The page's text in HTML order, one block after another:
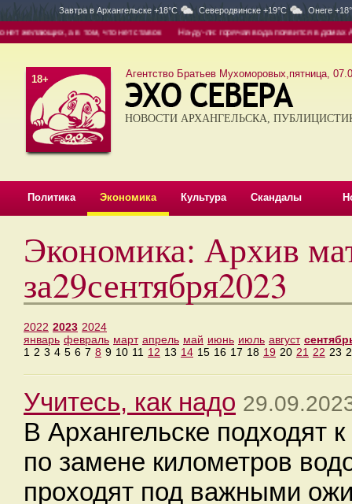
Завтра в Архангельске +18°C Северодвинске +19°C Онеге
желающих, а в том, что нет ставок На-ду-ли: горячая вода появится в домах
18+ Агентство Братьев Мухоморовых,пятница,
НОВОСТИ АРХАНГЕЛЬСКА,
Политика Экономика Культура Скандалы
Экономика: Архив
за29сентября2023
2022 2023 2024
январь февраль март апрель май июнь июль август
1 2 3 4 5 6 7 8 9 10 11 12 13 14 15 16 17 18 19 20 21 22 23
Учитесь, как надо
В Архангельске подходят
по замене километров
проходят под важными